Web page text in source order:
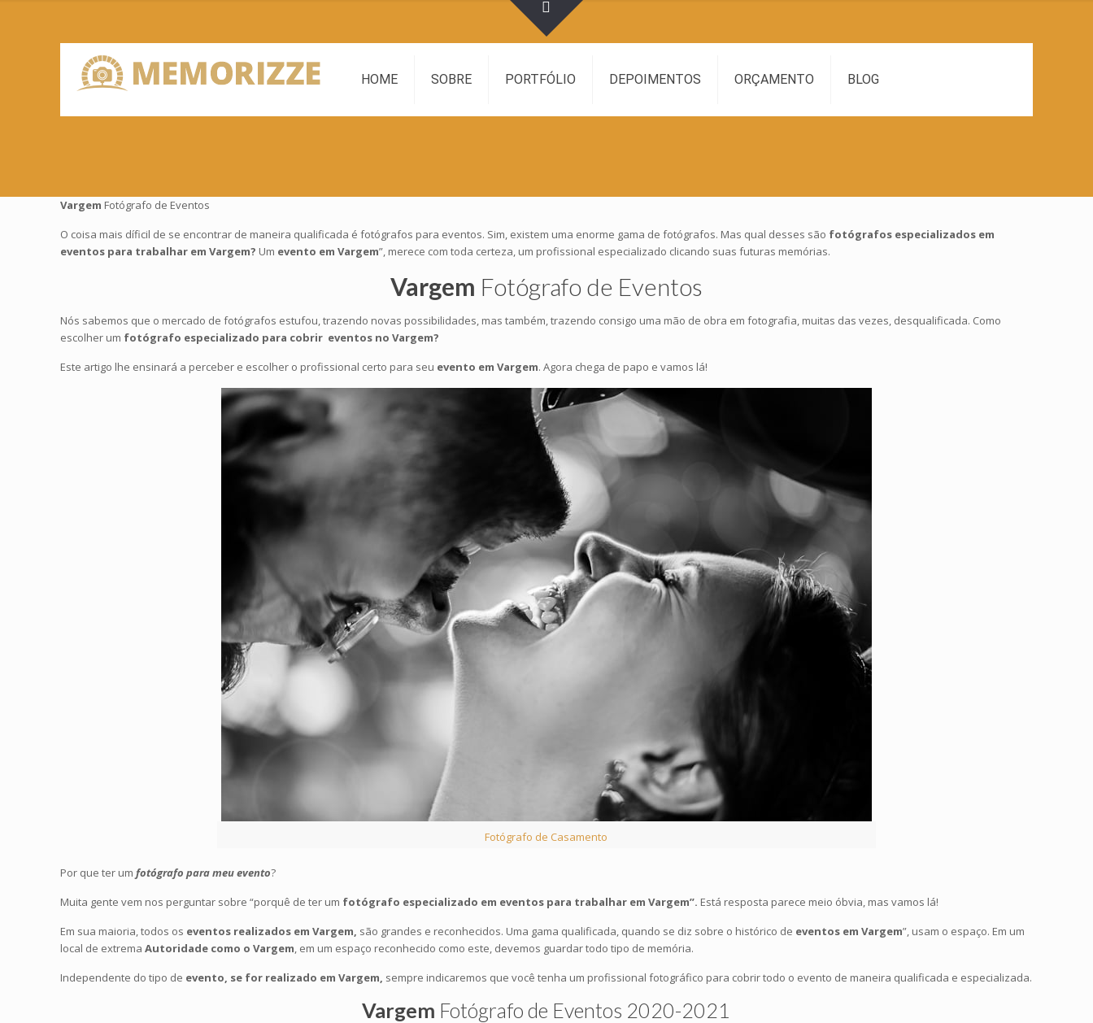
HOME SOBRE PORTFÓLIO DEPOIMENTOS ORÇAMENTO BLOG
Vargem Fotógrafo de Eventos
O coisa mais díficil de se encontrar de maneira qualificada é fotógrafos para eventos. Sim, existem uma enorme gama de fotógrafos. Mas qual desses são fotógrafos especializados em
eventos para trabalhar em Vargem? Um evento em Vargem”, merece com toda certeza, um profissional especializado clicando suas futuras memórias.
Vargem Fotógrafo de Eventos
Nós sabemos que o mercado de fotógrafos estufou, trazendo novas possibilidades, mas também, trazendo consigo uma mão de obra em fotografia, muitas das vezes, desqualificada. Como
escolher um fotógrafo especializado para cobrir eventos no Vargem?
Este artigo lhe ensinará a perceber e escolher o profissional certo para seu evento em Vargem. Agora chega de papo e vamos lá!
Fotógrafo de Casamento
Por que ter umfotógrafo para meu evento?
Muita gente vem nos perguntar sobre “porquê de ter um fotógrafo especializado em eventos para trabalhar em Vargem”. Está resposta parece meio óbvia, mas vamos lá!
Em sua maioria, todos os eventos realizados em Vargem, são grandes e reconhecidos. Uma gama qualificada, quando se diz sobre o histórico de eventos em Vargem”, usam o espaço. Em um
local de extremaAutoridade como o Vargem, em um espaço reconhecido como este, devemos guardar todo tipo de memória.
Independente do tipo de evento, se for realizado em Vargem, sempre indicaremos que você tenha um profissional fotográfico para cobrir todo o evento de maneira qualificada e especializada.
Vargem Fotógrafo de Eventos 2020-2021